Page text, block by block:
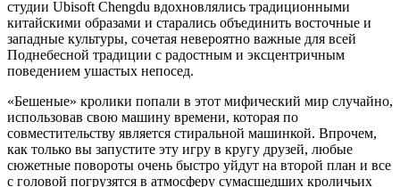
студии Ubisoft Chengdu вдохновлялись традиционными
китайскими образами и старались объединить восточные и
западные культуры, сочетая невероятно важные для всей
Поднебесной традиции с радостным и эксцентричным
поведением ушастых непосед.
«Бешеные» кролики попали в этот мифический мир случайно,
использовав свою машину времени, которая по
совместительству является стиральной машинкой. Впрочем,
как только вы запустите эту игру в кругу друзей, любые
сюжетные повороты очень быстро уйдут на второй план и все
с головой погрузятся в атмосферу сумасшедших кроличьих